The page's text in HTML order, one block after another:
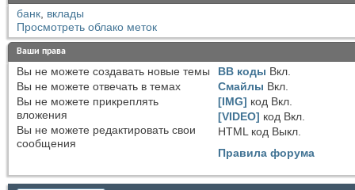
банк, вклады
Просмотреть облако меток
Ваши права
Вы не можете создавать новые темы
Вы не можете отвечать в темах
Вы не можете прикреплять
вложения
Вы не можете редактировать свои
сообщения
BB коды Вкл.
Смайлы Вкл.
[IMG] код Вкл.
[VIDEO] код Вкл.
HTML код Выкл.
Правила форума